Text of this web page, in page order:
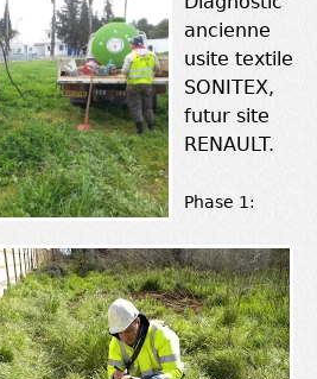
ancienne
usite textile
SONITEX,
futur site
RENAULT.
Phase 1: